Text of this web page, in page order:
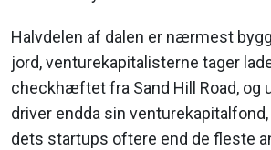
Halvdelen af dalen er nærmest
jord, venturekapitalisterne tager
checkhæftet fra Sand Hill Road, og
driver endda sin
dets startups oftere end de fleste